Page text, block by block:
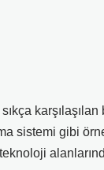
sistemi gibi